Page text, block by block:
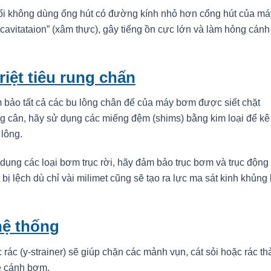
không dùng ống hút có đường kính nhỏ hơn cổng hút của
(xâm thực), gây tiếng ồn cực lớn và làm hỏng cánh
tiêu rung chấn
tất cả các bu lông chân đế của máy bơm được siết chặt
cân, hãy sử dụng các miếng đệm (shims) bằng kim loại để kê
các loại bơm trục rời, hãy đảm bảo trục bơm và trục
lệch dù chỉ vài milimet cũng sẽ tạo ra lực ma sát kinh khủng
thống
(y-strainer) sẽ giúp chặn các mảnh vụn, cát sỏi hoặc rác
cánh bơm.